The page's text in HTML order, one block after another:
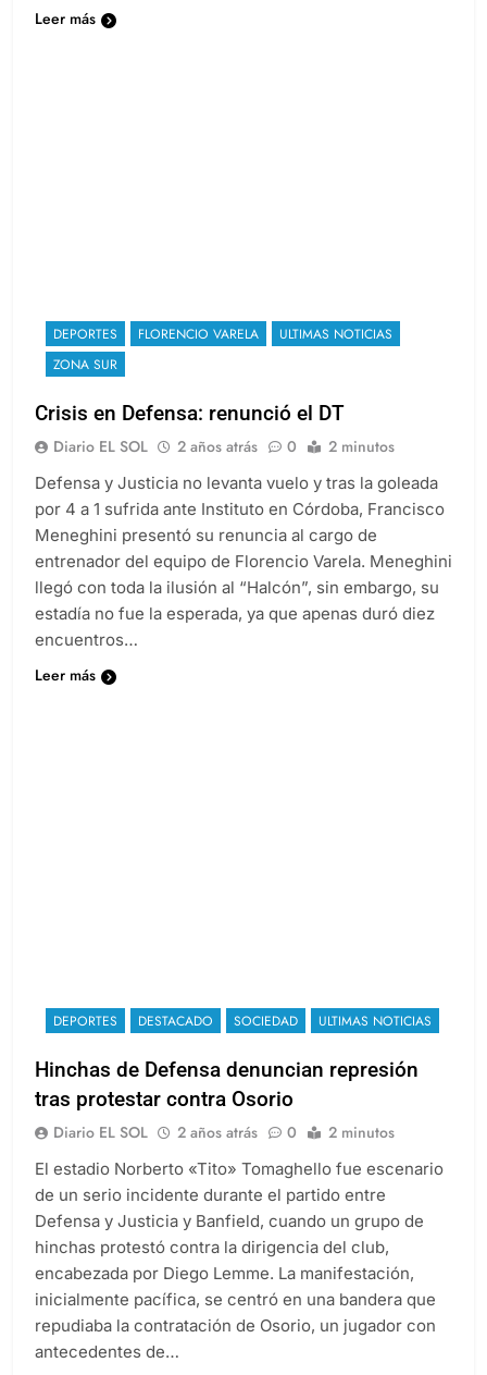
Leer más
DEPORTES FLORENCIO VARELA
ULTIMAS NOTICIAS
ZONA SUR
Crisis en Defensa: renunció el DT
Diario EL SOL 2 años atrás 0 2 minutos
Defensa y Justicia no levanta vuelo y tras la goleada
por 4 a 1 sufrida ante Instituto en Córdoba, Francisco
Meneghini presentó su renuncia al cargo de
entrenador del equipo de Florencio Varela. Meneghini
llegó con toda la ilusión al “Halcón”, sin embargo, su
estadía no fue la esperada, ya que apenas duró diez
encuentros…
Leer más
DEPORTES DESTACADO SOCIEDAD ULTIMAS NOTICIAS
Hinchas de Defensa denuncian represión
tras protestar contra Osorio
Diario EL SOL 2 años atrás 0 2 minutos
El estadio Norberto «Tito» Tomaghello fue escenario
de un serio incidente durante el partido entre
Defensa y Justicia y Banfield, cuando un grupo de
hinchas protestó contra la dirigencia del club,
encabezada por Diego Lemme. La manifestación,
inicialmente pacífica, se centró en una bandera que
repudiaba la contratación de Osorio, un jugador con
antecedentes de…